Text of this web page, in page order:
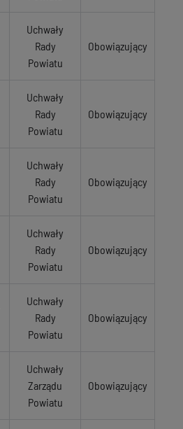
Uchwały
Rady
Powiatu
Obowiązujący
Uchwały
Rady
Powiatu
Obowiązujący
Uchwały
Rady
Powiatu
Obowiązujący
Uchwały
Rady
Powiatu
Obowiązujący
Uchwały
Rady
Powiatu
Obowiązujący
Uchwały
Zarządu
Powiatu
Obowiązujący